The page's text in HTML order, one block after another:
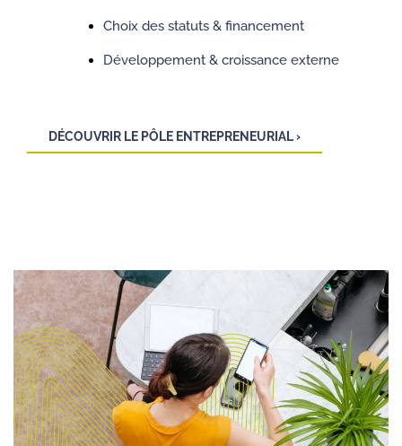
Choix des statuts & financement
Développement & croissance externe
DÉCOUVRIR LE PÔLE ENTREPRENEURIAL ›